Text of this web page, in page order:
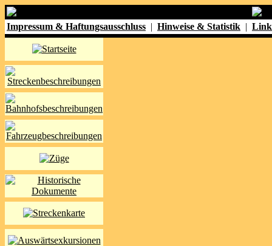
Impressum & Haftungsausschluss | Hinweise & Statistik |